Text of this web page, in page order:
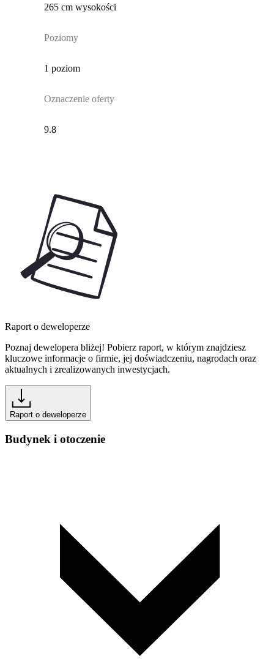
265 cm wysokości
Poziomy
1 poziom
Oznaczenie oferty
9.8
Raport o deweloperze
Poznaj dewelopera bliżej! Pobierz raport, w którym znajdziesz
kluczowe informacje o firmie, jej doświadczeniu, nagrodach oraz
aktualnych i zrealizowanych inwestycjach.
Raport o deweloperze
Budynek i otoczenie